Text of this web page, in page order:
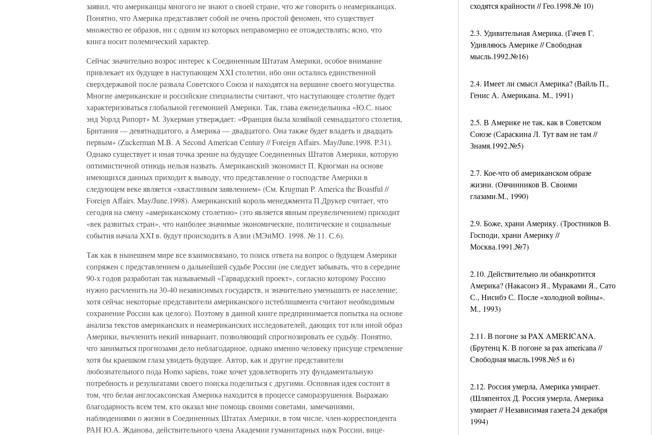
сходятся крайности // Гео.1998.№ 10)
2.3. Удивительная Америка. (Гачев Г.
Удивляюсь Америке // Свободная
мысль.1992.№16)
2.4. Имеет ли смысл Америка? (Вайль П.,
Генис А. Американа. М., 1991)
2.5. В Америке не так, как в Советском
Союзе (Сараскина Л. Тут вам не там //
Знамя.1992.№5)
2.7. Кое-что об американском образе
жизни. (Овчинников В. Своими
глазами.М., 1990)
2.9. Боже, храни Америку. (Тростников В.
Господи, храни Америку //
Москва.1991.№7)
2.10. Действительно ли обанкротится
Америка? (Накасонэ Я., Мураками Я., Сато
С., Нисибэ С. После «холодной войны».
М., 1993)
2.11. В погоне за PAX AMERICANA.
(Брутенц К. В погоне за pax americana //
Свободная мысль.1998.№5 и 6)
2.12. Россия умерла, Америка умирает.
(Шляпентох Д. Россия умерла, Америка
умирает // Независимая газета.24 декабря
1994)
заявил, что американцы многого не знают о своей стране, что же говорить о неамериканцах.
Понятно, что Америка представляет собой не очень простой феномен, что существует
множество ее образов, ни с одним из которых неправомерно ее отождествлять; ясно, что
книга носит полемический характер.
Сейчас значительно возрос интерес к Соединенным Штатам Америки, особое внимание
привлекает их будущее в наступающем XXI столетии, ибо они остались единственной
сверхдержавой после развала Советского Союза и находятся на вершине своего могущества.
Многие американские и российские специалисты считают, что наступающее столетие будет
характеризоваться глобальной гегемонией Америки. Так, глава еженедельника «Ю.С. ньюс
энд Уорлд Рипорт» М. Зукерман утверждает: «Франция была хозяйкой семнадцатого столетия,
Британия — девятнадцатого, а Америка — двадцатого. Она также будет владеть и двадцать
первым» (Zuckerman M.B. A Second American Century // Foreign Affairs. May/June.1998. P.31).
Однако существует и иная точка зрение на будущее Соединенных Штатов Америки, которую
оптимистичной отнюдь нельзя назвать. Американский экономист П. Крюгман на основе
имеющихся данных приходит к выводу, что представление о господстве Америки в
следующем веке является «хвастливым заявлением» (См. Krugman P. America the Boastful //
Foreign Affairs. May/June.1998). Американский король менеджмента П.Друкер считает, что
сегодня на смену «американскому столетию» (это является явным преувеличением) приходит
«век развитых стран», что наиболее значимые экономические, политические и социальные
события начала XXI в. будут происходить в Азии (МЭиМО. 1998. № 11. С.6).
Так как в нынешнем мире все взаимосвязано, то поиск ответа на вопрос о будущем Америки
сопряжен с представлением о дальнейшей судьбе России (не следует забывать, что в середине
90-х годов разработан так называемый «Гарвардский проект», согласно которому Россию
нужно расчленить на 30-40 независимых государств, и значительно уменьшить ее население;
хотя сейчас некоторые представители американского истеблишмента считают необходимым
сохранение России как целого). Поэтому в данной книге предпринимается попытка на основе
анализа текстов американских и неамериканских исследователей, дающих тот или иной образ
Америки, вычленить некий инвариант, позволяющий спрогнозировать ее судьбу. Понятно,
что заниматься прогнозами дело неблагодарное, однако именно человеку присуще стремление
хотя бы краешком глаза увидеть будущее. Автор, как и другие представители
любознательного пода Homo sapiens, тоже хочет удовлетворить эту фундаментальную
потребность и результатами своего поиска поделиться с другими. Основная идея состоит в
том, что белая англосаксонская Америка находится в процессе саморазрушения. Выражаю
благодарность всем тем, кто оказал мне помощь своими советами, замечаниями,
наблюдениями о жизни в Соединенных Штатах Америки, в том числе, член-корреспондента
РАН Ю.А. Жданова, действительного члена Академии гуманитарных наук России, вице-